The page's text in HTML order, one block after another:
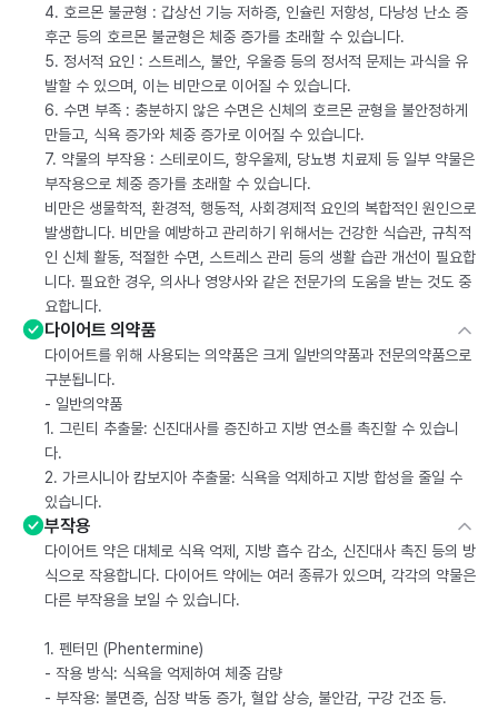
4. 호르몬 불균형 : 갑상선 기능 저하증, 인슐린 저항성, 다낭성 난소 증
후군 등의 호르몬 불균형은 체중 증가를 초래할 수 있습니다.
5. 정서적 요인 : 스트레스, 불안, 우울증 등의 정서적 문제는 과식을 유
발할 수 있으며, 이는 비만으로 이어질 수 있습니다.
6. 수면 부족 : 충분하지 않은 수면은 신체의 호르몬 균형을 불안정하게
만들고, 식욕 증가와 체중 증가로 이어질 수 있습니다.
7. 약물의 부작용 : 스테로이드, 항우울제, 당뇨병 치료제 등 일부 약물은
부작용으로 체중 증가를 초래할 수 있습니다.
비만은 생물학적, 환경적, 행동적, 사회경제적 요인의 복합적인 원인으로
발생합니다. 비만을 예방하고 관리하기 위해서는 건강한 식습관, 규칙적
인 신체 활동, 적절한 수면, 스트레스 관리 등의 생활 습관 개선이 필요합
니다. 필요한 경우, 의사나 영양사와 같은 전문가의 도움을 받는 것도 중
요합니다.
다이어트 의약품
다이어트를 위해 사용되는 의약품은 크게 일반의약품과 전문의약품으로
구분됩니다.
- 일반의약품
1. 그린티 추출물: 신진대사를 증진하고 지방 연소를 촉진할 수 있습니
다.
2. 가르시니아 캄보지아 추출물: 식욕을 억제하고 지방 합성을 줄일 수
있습니다.
부작용
다이어트 약은 대체로 식욕 억제, 지방 흡수 감소, 신진대사 촉진 등의 방
식으로 작용합니다. 다이어트 약에는 여러 종류가 있으며, 각각의 약물은
다른 부작용을 보일 수 있습니다.
1. 펜터민 (Phentermine)
- 작용 방식: 식욕을 억제하여 체중 감량
- 부작용: 불면증, 심장 박동 증가, 혈압 상승, 불안감, 구강 건조 등.